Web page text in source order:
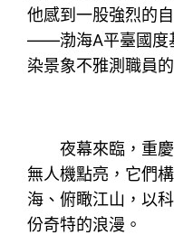
他感到一股強烈的
——渤海A平臺國度
染景象不雅測職員
夜幕來臨，重
無人機點亮，它們
海、俯瞰江山，以
份奇特的浪漫。